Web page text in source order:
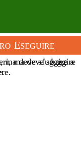
Eseguire
ma deve sfuggire a